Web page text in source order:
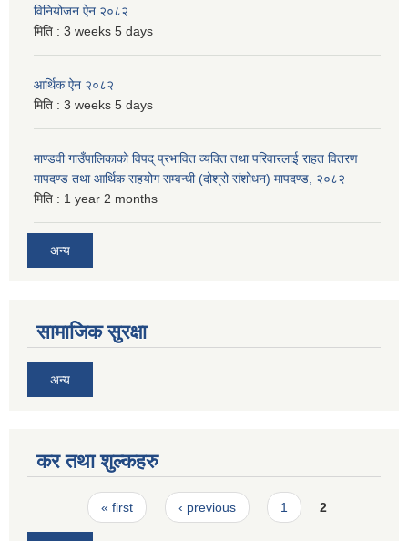
विनियोजन ऐन २०८२
मिति : 3 weeks 5 days
आर्थिक ऐन २०८२
मिति : 3 weeks 5 days
माण्डवी गाउँपालिकाको विपद् प्रभावित व्यक्ति तथा परिवारलाई राहत वितरण
मापदण्ड तथा आर्थिक सहयोग सम्वन्धी (दोश्रो संशोधन) मापदण्ड, २०८२
मिति : 1 year 2 months
अन्य
सामाजिक सुरक्षा
अन्य
कर तथा शुल्कहरु
Pages« first ‹ previous 1 2